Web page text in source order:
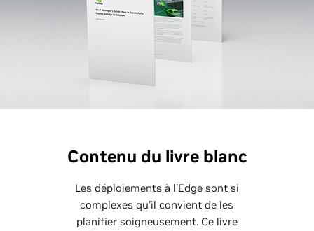
Contenu du livre blanc
Les déploiements à l'Edge sont si
complexes qu’il convient de les
planifier soigneusement. Ce livre